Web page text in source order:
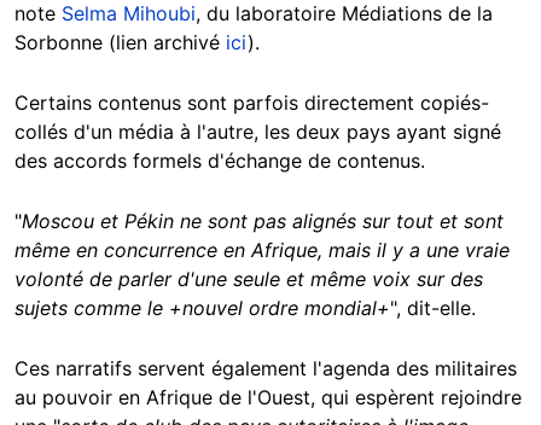
note Selma Mihoubi, du laboratoire Médiations de la
Sorbonne (lien archivé ici).
Certains contenus sont parfois directement copiés-
collés d'un média à l'autre, les deux pays ayant signé
des accords formels d'échange de contenus.
"Moscou et Pékin ne sont pas alignés sur tout et sont
même en concurrence en Afrique, mais il y a une vraie
volonté de parler d'une seule et même voix sur des
sujets comme le +nouvel ordre mondial+", dit-elle.
Ces narratifs servent également l'agenda des militaires
au pouvoir en Afrique de l'Ouest, qui espèrent rejoindre